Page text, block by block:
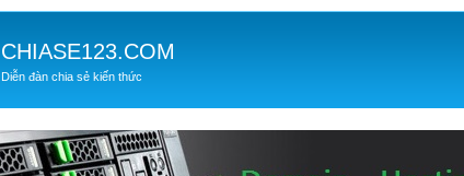
CHIASE123.COM
Diễn đàn chia sẻ kiến thức